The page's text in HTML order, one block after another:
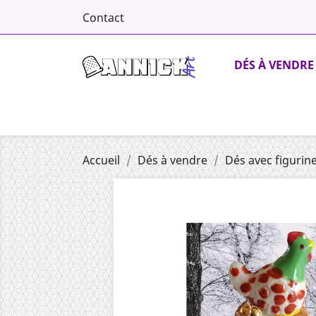
Contact
DÉS À VENDRE
Accueil Dés à vendre Dés avec